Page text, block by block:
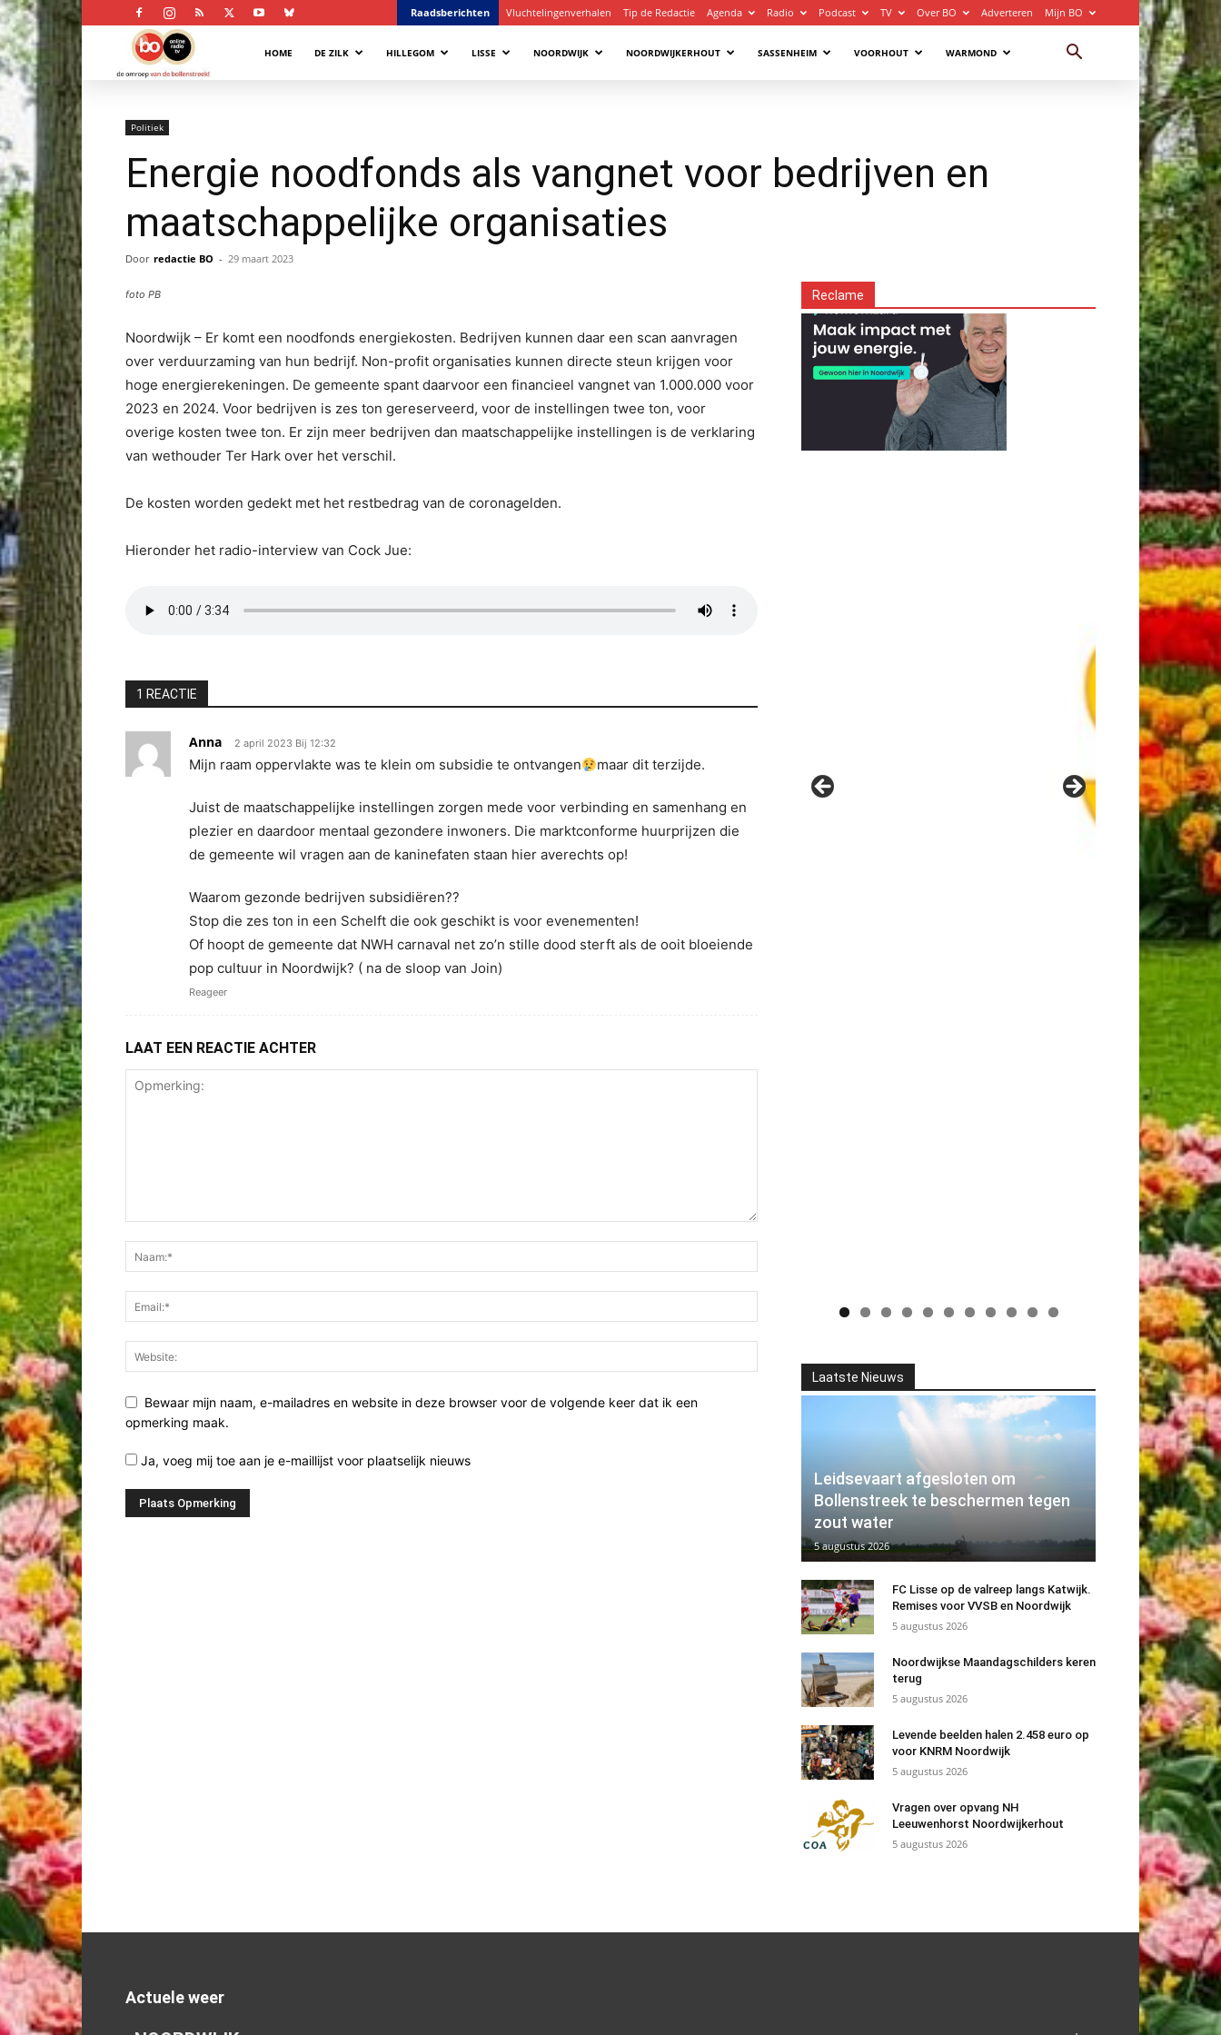
Raadsberichten Vluchtelingenverhalen Tip de Redactie Agenda Radio Podcast TV Over BO Adverteren Mijn BO
Bollenstreek
HOME DE ZILK HILLEGOM LISSE NOORDWIJK NOORDWIJKERHOUT SASSENHEIM VOORHOUT WARMOND
Politiek
Energie noodfonds als vangnet voor bedrijven en
maatschappelijke organisaties
Door redactie BO - 29 maart 2023
foto PB
Noordwijk – Er komt een noodfonds energiekosten. Bedrijven kunnen daar een scan aanvragen
over verduurzaming van hun bedrijf. Non-profit organisaties kunnen directe steun krijgen voor
hoge energierekeningen. De gemeente spant daarvoor een financieel vangnet van 1.000.000 voor
2023 en 2024. Voor bedrijven is zes ton gereserveerd, voor de instellingen twee ton, voor
overige kosten twee ton. Er zijn meer bedrijven dan maatschappelijke instellingen is de verklaring
van wethouder Ter Hark over het verschil.
De kosten worden gedekt met het restbedrag van de coronagelden.
Hieronder het radio-interview van Cock Jue:
1 REACTIE
Anna 2 april 2023 Bij 12:32
Mijn raam oppervlakte was te klein om subsidie te ontvangen maar dit terzijde.
Juist de maatschappelijke instellingen zorgen mede voor verbinding en samenhang en
plezier en daardoor mentaal gezondere inwoners. Die marktconforme huurprijzen die
de gemeente wil vragen aan de kaninefaten staan hier averechts op!
Waarom gezonde bedrijven subsidiëren??
Stop die zes ton in een Schelft die ook geschikt is voor evenementen!
Of hoopt de gemeente dat NWH carnaval net zo’n stille dood sterft als de ooit bloeiende
pop cultuur in Noordwijk? ( na de sloop van Join)
Reageer
LAAT EEN REACTIE ACHTER
Bewaar mijn naam, e-mailadres en website in deze browser voor de volgende keer dat ik een
opmerking maak.
Ja, voeg mij toe aan je e-maillijst voor plaatselijk nieuws
Reclame
Laatste Nieuws
Leidsevaart afgesloten om
Bollenstreek te beschermen tegen
zout water
5 augustus 2026
FC Lisse op de valreep langs Katwijk.
Remises voor VVSB en Noordwijk
5 augustus 2026
Noordwijkse Maandagschilders keren
terug
5 augustus 2026
Levende beelden halen 2.458 euro op
voor KNRM Noordwijk
5 augustus 2026
Vragen over opvang NH
Leeuwenhorst Noordwijkerhout
5 augustus 2026
Actuele weer